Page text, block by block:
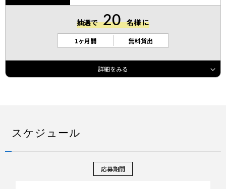
抽選で 20 名様 に
1ヶ月間 無料貸出
映像メインや動体撮影をする方はNikon Z 6IIがオススメ！
スケジュール
応募期間